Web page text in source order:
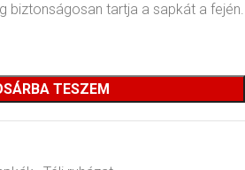
biztonságosan tartja a sapkát a fején.
TESZEM